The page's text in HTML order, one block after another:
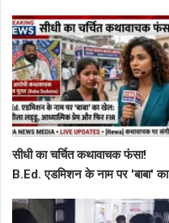
शिकायत
सीधी का चर्चित कथावाचक फंसा!
B.Ed. एडमिशन के नाम पर 'बाबा' का
और फिर FIR